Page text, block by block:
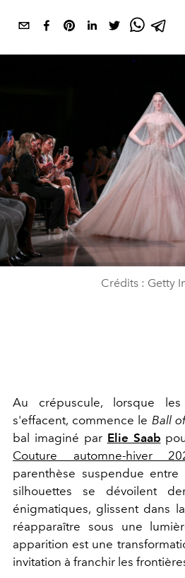
Crédits : Getty
Au crépuscule, lorsque
s'effacent, commence le Ball
bal imaginé par Elie Saab
Couture automne-hiver
parenthèse suspendue
silhouettes se dévoilent
énigmatiques, glissent dans
réapparaître sous une
apparition est une
invitation à franchir les